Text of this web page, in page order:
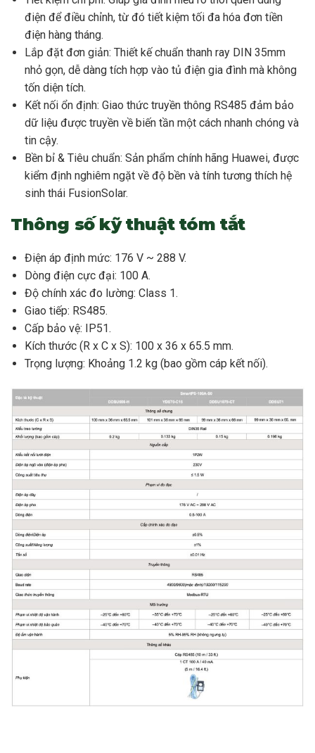
điện để điều chỉnh, từ đó tiết kiệm tối đa hóa đơn tiền
điện hàng tháng.
Lắp đặt đơn giản: Thiết kế chuẩn thanh ray DIN 35mm
nhỏ gọn, dễ dàng tích hợp vào tủ điện gia đình mà không
tốn diện tích.
Kết nối ổn định: Giao thức truyền thông RS485 đảm bảo
dữ liệu được truyền về biến tần một cách nhanh chóng và
tin cậy.
Bền bỉ & Tiêu chuẩn: Sản phẩm chính hãng Huawei, được
kiểm định nghiêm ngặt về độ bền và tính tương thích hệ
sinh thái FusionSolar.
Thông số kỹ thuật tóm tắt
Điện áp định mức: 176 V ~ 288 V.
Dòng điện cực đại: 100 A.
Độ chính xác đo lường: Class 1.
Giao tiếp: RS485.
Cấp bảo vệ: IP51.
Kích thước (R x C x S): 100 x 36 x 65.5 mm.
Trọng lượng: Khoảng 1.2 kg (bao gồm cáp kết nối).